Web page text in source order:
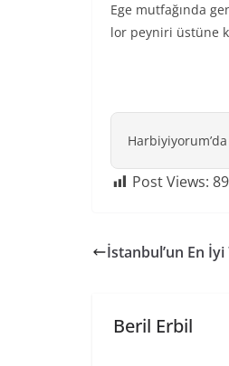
Ege mutfağında
lor peyniri üstüne
Post Views:
İstanbul’un En İyi
Beril Erbil